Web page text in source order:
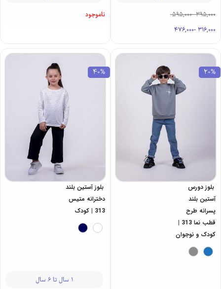
395,000
-
595,000
316,000
-
476,000
ناموجود
20%
بلوز دورس
آستین بلند
پسرانه طرح
قطب نما 313 |
کودک و نوجوان
40%
بلوز آستین بلند
دخترانه متیس
313 | کودک
1 سال تا 6 سال